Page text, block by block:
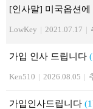
[인사말] 미국옵션
LowKey | 2021.07.17 |
가입 인사 드립니다
Ken510 | 2026.08.05 |
가입인사드립니다